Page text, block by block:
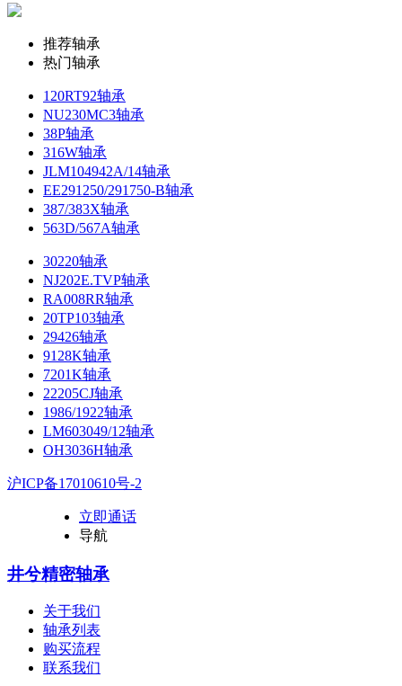
推荐轴承
热门轴承
120RT92轴承
NU230MC3轴承
38P轴承
316W轴承
JLM104942A/14轴承
EE291250/291750-B轴承
387/383X轴承
563D/567A轴承
30220轴承
NJ202E.TVP轴承
RA008RR轴承
20TP103轴承
29426轴承
9128K轴承
7201K轴承
22205CJ轴承
1986/1922轴承
LM603049/12轴承
OH3036H轴承
沪ICP备17010610号-2
立即通话
导航
井兮精密轴承
关于我们
轴承列表
购买流程
联系我们